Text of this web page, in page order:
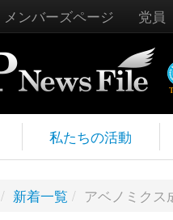
メンバーズページ 党員
私たちの活動
/ 新着一覧 / アベノミクス